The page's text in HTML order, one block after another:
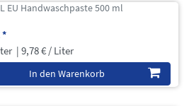
EU Handwaschpaste 500 ml
*
| 9,78 € / Liter
In den Warenkorb